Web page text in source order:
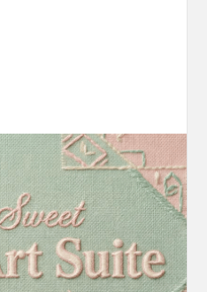
Suite: Create
in one place. We
the OpenArt
your workflow finally
do.